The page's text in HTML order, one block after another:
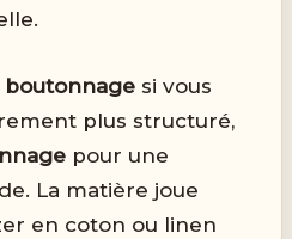
boutonnage si vous
plus structuré,
pour une
La matière joue
en coton ou linen